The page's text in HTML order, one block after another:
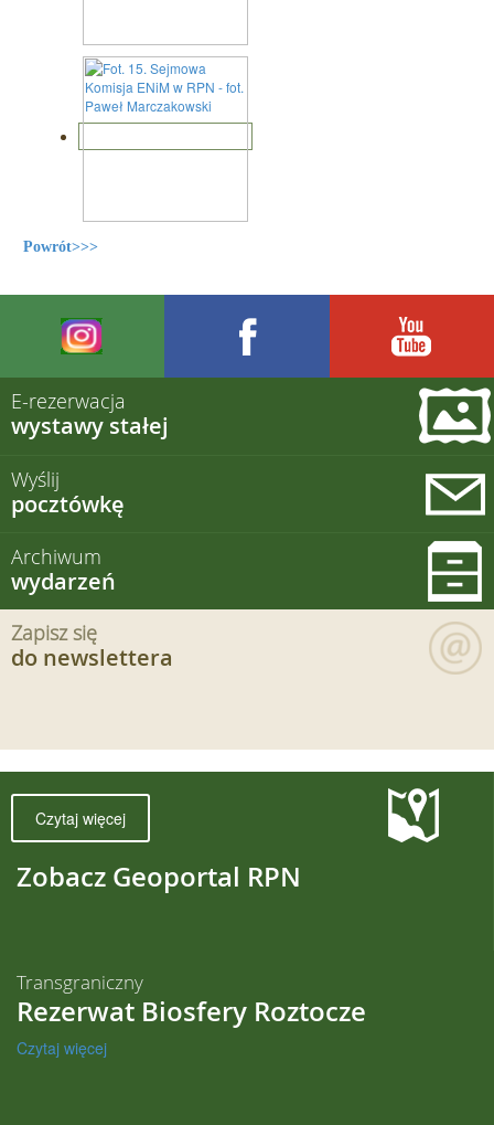
Powrót>>>
E-rezerwacja
wystawy stałej
Wyślij
pocztówkę
Archiwum
wydarzeń
Zapisz się
do newslettera
Zobacz Geoportal RPN
Czytaj więcej
Transgraniczny
Rezerwat Biosfery Roztocze
Czytaj więcej